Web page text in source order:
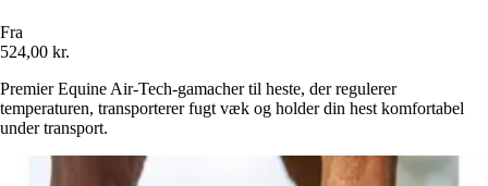
Fra
524,00 kr.
Premier Equine Air-Tech-gamacher til heste, der regulerer
temperaturen, transporterer fugt væk og holder din hest komfortabel
under transport.